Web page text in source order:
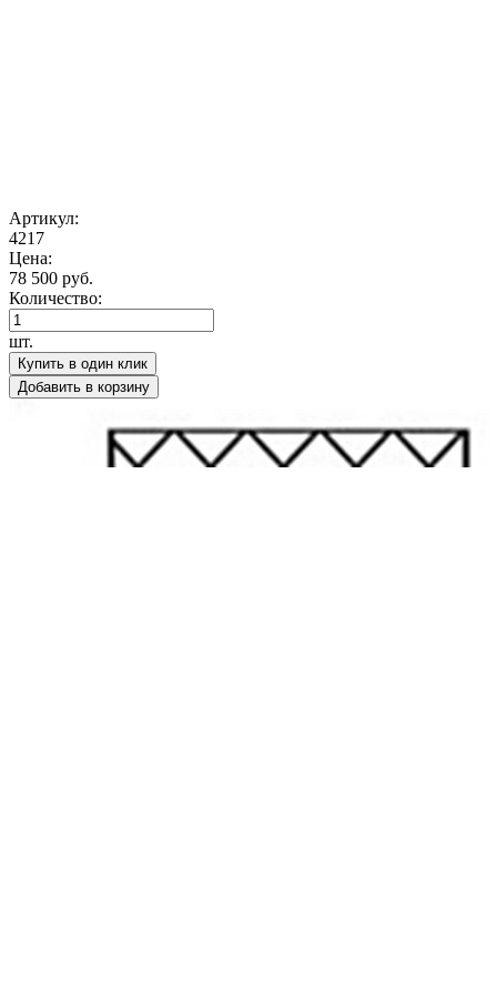
Артикул:
4217
Цена:
78 500 руб.
Количество:
шт.
Купить в один клик
Добавить в корзину